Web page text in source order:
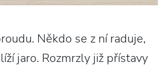
Někdo se z ní raduje,
jaro. Rozmrzly již přístavy